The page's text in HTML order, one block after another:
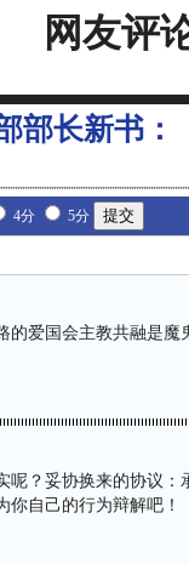
网友评
部长新书：
4分 5分
的爱国会主教共融是魔
呢？妥协换来的协议
你自己的行为辩解吧！